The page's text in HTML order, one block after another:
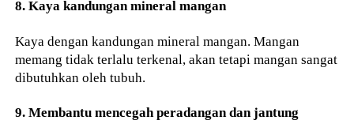
8. Kaya kandungan mineral mangan
Kaya dengan kandungan mineral mangan. Mangan
memang tidak terlalu terkenal, akan tetapi mangan sangat
dibutuhkan oleh tubuh.
9. Membantu mencegah peradangan dan jantung